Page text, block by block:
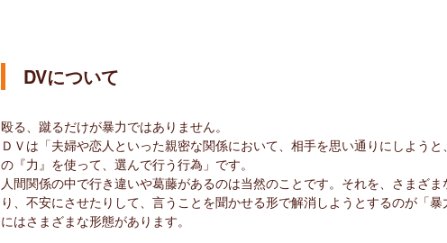
DVについて
殴る、蹴るだけが暴力ではありません。
ＤＶは「夫婦や恋人といった親密な関係において、相手を思い通りにしよう
の『力』を使って、選んで行う行為」です。
人間関係の中で行き違いや葛藤があるのは当然のことです。それを、さまざ
り、不安にさせたりして、言うことを聞かせる形で解消しようとするのが「暴
にはさまざまな形態があります。